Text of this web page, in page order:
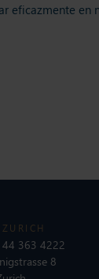
en
363 4222
8